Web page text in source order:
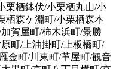
栗栖鉢伏/小栗栖丸山/小
栖森ケ淵町/小栗栖森本
賀屋町/柿木浜町/景勝
町/上油掛町/上板橋町/
金町/川東町/革屋町/観音